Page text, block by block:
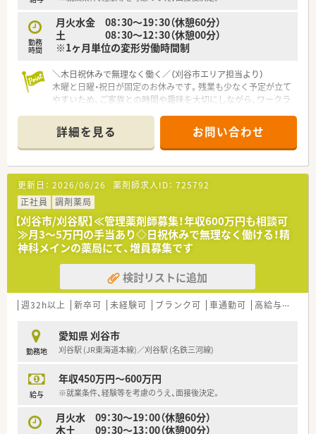
■従業員が長く安心して働き続けられるように、教育制度や福利
厚生の充実に力を入れている安定した法人です。
■スタッフ同士のコミュニケーションが活発で、お互いに助け合
勤務
時間
月火水金 08：30～19：30（休憩60分）
土 08：30～12：30（休憩00分）
※1ヶ月単位の変形労働時間制
＼木日祝休みで無理なく働く／（刈谷市エリア担当より）
木曜と日曜・祝日が固定のお休みです。残業も少なく予定が立て
やすいため、ご家族との時間や趣味を大切にしながら、ワークラ
＊------------------------------------------＊
【店舗情報と応需状況について】
■最寄りである野田新町駅からは車で8分ほどの立地であり、
日々の通勤にも便利なアクセス環境が魅力の薬局です。
■近隣のクリニックより内科や小児科脳神経内科の処方箋を1日
に20枚から30枚ほど応需し専門性を高められます。
■平日は中抜け時間があり、木曜日は定休日、土曜日は午前中の
みの営業となっておりメリハリをつけて働けます。
【法人特徴について】
■経営者は元病院薬剤師のため、薬剤師にとってとても働きやす
い環境が整っています。
■地域医療への貢献を第一に掲げ、患者様お一人おひとりとの信
頼関係を大切にしながら薬局を運営しています。
厚生の充実に力を入れている安定した法人です。
■スタッフ同士のコミュニケーションが活発で、お互いに助け合
いながら業務を進める風通しの良い組織風土です。
【想定されるキャリアイメージ】
■入社後は先輩薬剤師の丁寧な指導を受けながら、内科や小児科
■経験を積むことで店舗の中心的な役割を担い、後輩の指導や店
舗運営のサポート業務にも携わっていけます。
詳細を見る お問い合わせ
更新日： 2026/06/26 薬剤師求人ID： 725792
正社員
調剤薬局
【刈谷市/刈谷駅】≪管理薬剤師募集！年収600万円も相談可
≫月3～5万円の手当あり◇日祝休みで無理なく働ける！精
神科メインの薬局にて、増員募集です
検討リストに追加
週32h以上 新卒可 未経験可 ブランク可 車通勤可 高給与(600万円以上)
勤務地
愛知県 刈谷市
刈谷駅 (JR東海道本線)／刈谷駅 (名鉄三河線)
給与
年収450万円～600万円
※就業条件、経験等を考慮のうえ、面接後決定。
月火水 09：30～19：00（休憩60分）
木土 09：30～13：00（休憩00分）